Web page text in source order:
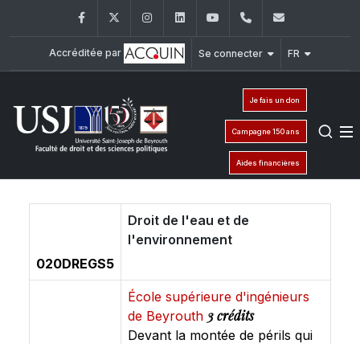
FacebookTwitter InstagramLinkedInYouTube+961 (1) 421 432
Accréditée par Se connecter FR
Je fais un don
Campagne 150 ans
Aides financières
020DREGS5
Droit de l'eau et de
l'environnement
École supérieure d'ingénieurs
de Beyrouth 3 crédits
Devant la montée de périls qui